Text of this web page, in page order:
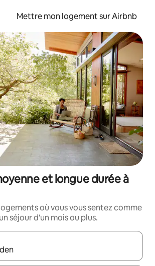
Mettre mon logement sur Airbnb
et longue durée à
où vous vous sentez comme
séjour d'un mois ou plus.
s'affichent, utilisez les flèches vers le